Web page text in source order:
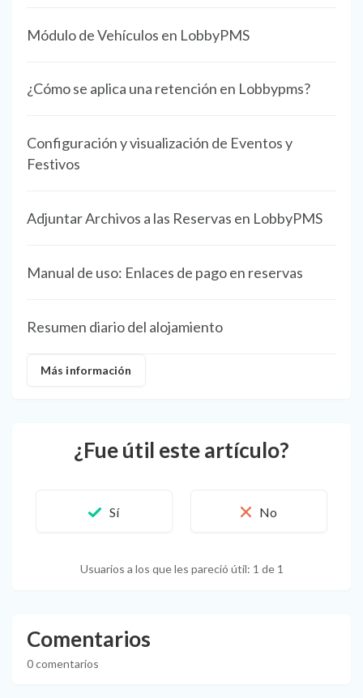
Módulo de Vehículos en LobbyPMS
¿Cómo se aplica una retención en Lobbypms?
Configuración y visualización de Eventos y
Festivos
Adjuntar Archivos a las Reservas en LobbyPMS
Manual de uso: Enlaces de pago en reservas
Resumen diario del alojamiento
Más información
¿Fue útil este artículo?
Usuarios a los que les pareció útil: 1 de 1
Comentarios
0 comentarios